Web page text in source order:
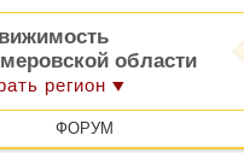
области
регион
ФОРУМ